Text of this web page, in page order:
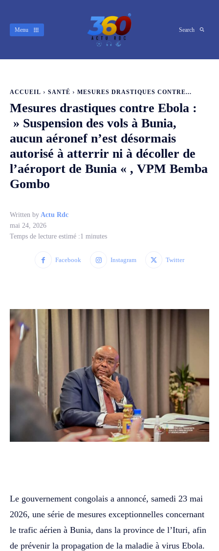
Menu Search
ACCUEIL SANTÉ MESURES DRASTIQUES CONTRE...
Mesures drastiques contre Ebola :
» Suspension des vols à Bunia,
aucun aéronef n’est désormais
autorisé à atterrir ni à décoller de
l’aéroport de Bunia « , VPM Bemba
Gombo
Written by Actu Rdc
mai 24, 2026
Temps de lecture estimé :1 minutes
Facebook Instagram Twitter
Le gouvernement congolais a annoncé, samedi 23 mai
2026, une série de mesures exceptionnelles concernant
le trafic aérien à Bunia, dans la province de l’Ituri, afin
de prévenir la propagation de la maladie à virus Ebola.